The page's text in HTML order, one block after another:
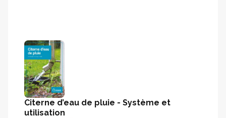
Citerne d’eau de pluie - Système et
utilisation